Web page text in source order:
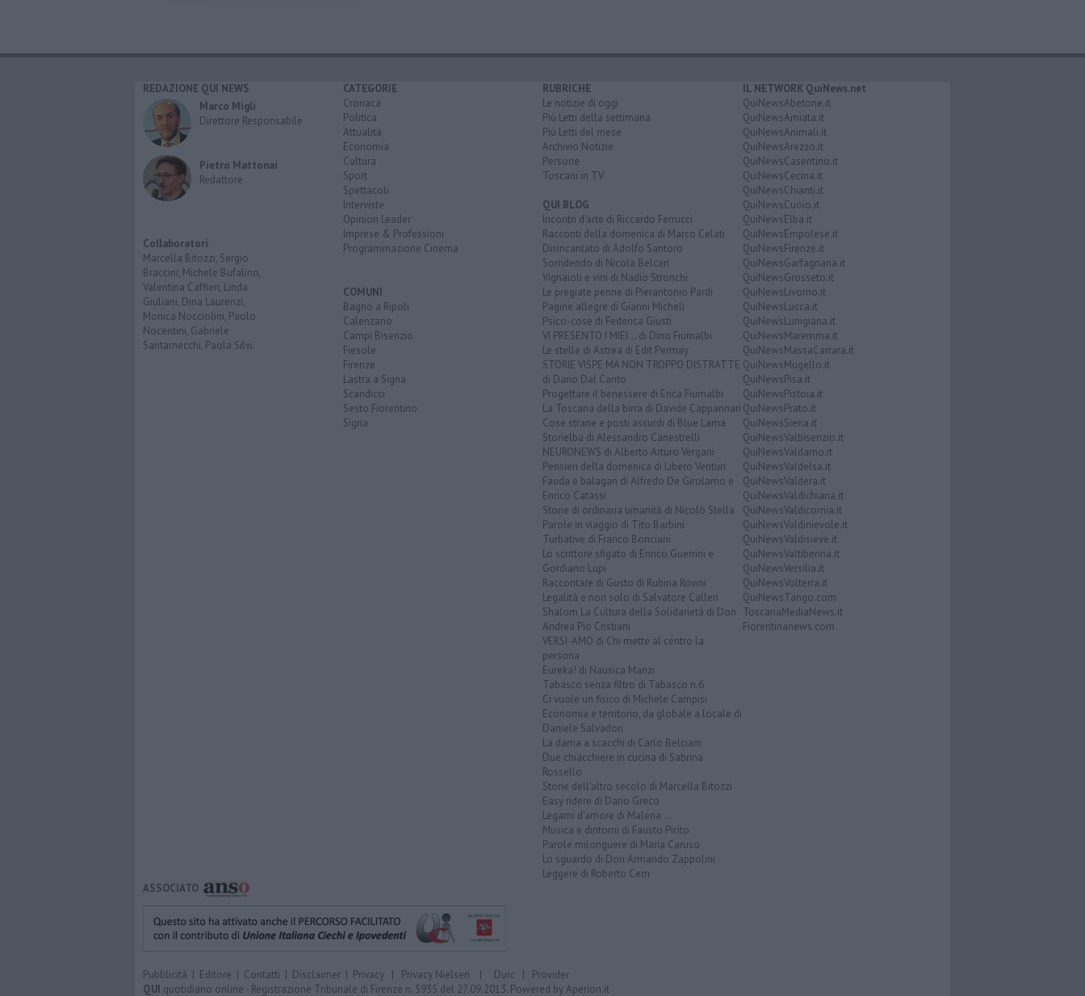
REDAZIONE QUI NEWS
Marco Migli
Direttore Responsabile
Pietro Mattonai
Redattore
Collaboratori
Marcella Bitozzi, Sergio
Braccini, Michele Bufalino,
Valentina Caffieri, Linda
Giuliani, Dina Laurenzi,
Monica Nocciolini, Paolo
Nocentini, Gabriele
Santarnecchi, Paola Silvi.
CATEGORIE
Cronaca
Politica
Attualità
Economia
Cultura
Sport
Spettacoli
Interviste
Opinion Leader
Imprese & Professioni
Programmazione Cinema
COMUNI
Bagno a Ripoli
Calenzano
Campi Bisenzio
Fiesole
Firenze
Lastra a Signa
Scandicci
Sesto Fiorentino
Signa
RUBRICHE
Le notizie di oggi
Più Letti della settimana
Più Letti del mese
Archivio Notizie
Persone
Toscani in TV
QUI BLOG
Incontri d'arte di Riccardo Ferrucci
Racconti della domenica di Marco Celati
Disincantato di Adolfo Santoro
Sorridendo di Nicola Belcari
Vignaioli e vini di Nadio Stronchi
Le pregiate penne di Pierantonio Pardi
Pagine allegre di Gianni Micheli
Psico-cose di Federica Giusti
VI PRESENTO I MIEI... di Dino Fiumalbi
Le stelle di Astrea di Edit Permay
STORIE VISPE MA NON TROPPO DISTRATTE
di Dario Dal Canto
Progettare il benessere di Erica Fiumalbi
La Toscana della birra di Davide Cappannari
Cose strane e posti assurdi di Blue Lama
Storielba di Alessandro Canestrelli
NEURONEWS di Alberto Arturo Vergani
Pensieri della domenica di Libero Venturi
Fauda e balagan di Alfredo De Girolamo e
Enrico Catassi
Storie di ordinaria umanità di Nicolò Stella
Parole in viaggio di Tito Barbini
Turbative di Franco Bonciani
Lo scrittore sfigato di Enrico Guerrini e
Gordiano Lupi
Raccontare di Gusto di Rubina Rovini
Legalità e non solo di Salvatore Calleri
Shalom La Cultura della Solidarietà di Don
Andrea Pio Cristiani
VERSI-AMO di Chi mette al centro la
persona
Eureka! di Nausica Manzi
Tabasco senza filtro di Tabasco n.6
Ci vuole un fisico di Michele Campisi
Economia e territorio, da globale a locale di
Daniele Salvadori
La dama a scacchi di Carlo Belciani
Due chiacchiere in cucina di Sabrina
Rossello
Storie dell'altro secolo di Marcella Bitozzi
Easy ridere di Dario Greco
Legami d'amore di Malena ...
Musica e dintorni di Fausto Pirìto
Parole milonguere di Maria Caruso
Lo sguardo di Don Armando Zappolini
Leggere di Roberto Cerri
IL NETWORK QuiNews.net
QuiNewsAbetone.it
QuiNewsAmiata.it
QuiNewsAnimali.it
QuiNewsArezzo.it
QuiNewsCasentino.it
QuiNewsCecina.it
QuiNewsChianti.it
QuiNewsCuoio.it
QuiNewsElba.it
QuiNewsEmpolese.it
QuiNewsFirenze.it
QuiNewsGarfagnana.it
QuiNewsGrosseto.it
QuiNewsLivorno.it
QuiNewsLucca.it
QuiNewsLunigiana.it
QuiNewsMaremma.it
QuiNewsMassaCarrara.it
QuiNewsMugello.it
QuiNewsPisa.it
QuiNewsPistoia.it
QuiNewsPrato.it
QuiNewsSiena.it
QuiNewsValbisenzio.it
QuiNewsValdarno.it
QuiNewsValdelsa.it
QuiNewsValdera.it
QuiNewsValdichiana.it
QuiNewsValdicornia.it
QuiNewsValdinievole.it
QuiNewsValdisieve.it
QuiNewsValtiberina.it
QuiNewsVersilia.it
QuiNewsVolterra.it
QuiNewsTango.com
ToscanaMediaNews.it
Fiorentinanews.com
ASSOCIATO
Pubblicità | Editore | Contatti | Disclaimer | Privacy | Privacy Nielsen | Durc | Provider
QUI quotidiano online - Registrazione Tribunale di Firenze n. 5935 del 27.09.2013. Powered byAperion.it